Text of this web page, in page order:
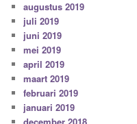
augustus 2019
juli 2019
juni 2019
mei 2019
april 2019
maart 2019
februari 2019
januari 2019